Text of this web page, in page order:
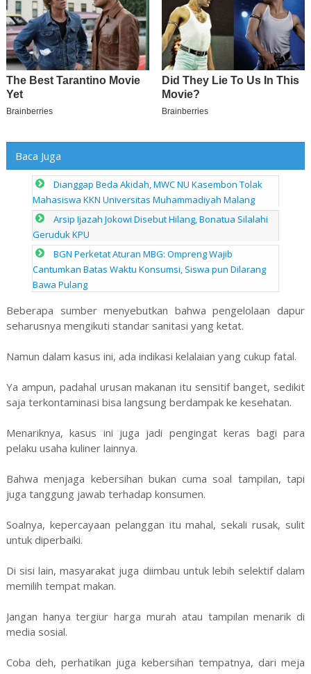
Baca Juga
Dianggap Beda Akidah, MWC NU Kasembon Tolak
Mahasiswa KKN Universitas Muhammadiyah Malang
Arsip Ijazah Jokowi Disebut Hilang, Bonatua Silalahi
Geruduk KPU
BGN Perketat Aturan MBG: Ompreng Wajib
Cantumkan Batas Waktu Konsumsi, Siswa pun Dilarang
Bawa Pulang
Beberapa sumber menyebutkan bahwa pengelolaan dapur
seharusnya mengikuti standar sanitasi yang ketat.
Namun dalam kasus ini, ada indikasi kelalaian yang cukup fatal.
Ya ampun, padahal urusan makanan itu sensitif banget, sedikit
saja terkontaminasi bisa langsung berdampak ke kesehatan.
Menariknya, kasus ini juga jadi pengingat keras bagi para
pelaku usaha kuliner lainnya.
Bahwa menjaga kebersihan bukan cuma soal tampilan, tapi
juga tanggung jawab terhadap konsumen.
Soalnya, kepercayaan pelanggan itu mahal, sekali rusak, sulit
untuk diperbaiki.
Di sisi lain, masyarakat juga diimbau untuk lebih selektif dalam
memilih tempat makan.
Jangan hanya tergiur harga murah atau tampilan menarik di
media sosial.
Coba deh, perhatikan juga kebersihan tempatnya, dari meja